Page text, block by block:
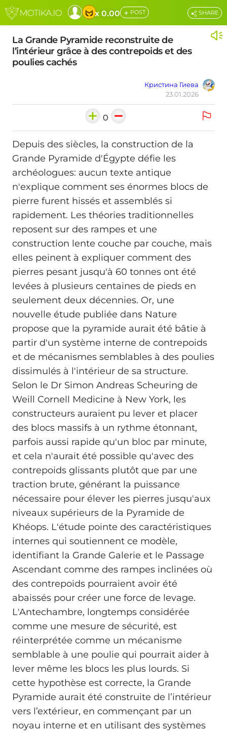
x 0.00 + POST
La Grande Pyramide reconstruite de
l’intérieur grâce à des contrepoids et des
poulies cachés
Кристина Гиева
23.01.2026
SHARE
0
Depuis des siècles, la construction de la
Grande Pyramide d'Égypte défie les
archéologues: aucun texte antique
n'explique comment ses énormes blocs de
pierre furent hissés et assemblés si
rapidement. Les théories traditionnelles
reposent sur des rampes et une
construction lente couche par couche, mais
elles peinent à expliquer comment des
pierres pesant jusqu'à 60 tonnes ont été
levées à plusieurs centaines de pieds en
seulement deux décennies. Or, une
nouvelle étude publiée dans Nature
propose que la pyramide aurait été bâtie à
partir d'un système interne de contrepoids
et de mécanismes semblables à des poulies
dissimulés à l'intérieur de sa structure.
Selon le Dr Simon Andreas Scheuring de
Weill Cornell Medicine à New York, les
constructeurs auraient pu lever et placer
des blocs massifs à un rythme étonnant,
parfois aussi rapide qu'un bloc par minute,
et cela n'aurait été possible qu'avec des
contrepoids glissants plutôt que par une
traction brute, générant la puissance
nécessaire pour élever les pierres jusqu'aux
niveaux supérieurs de la Pyramide de
Khéops. L'étude pointe des caractéristiques
internes qui soutiennent ce modèle,
identifiant la Grande Galerie et le Passage
Ascendant comme des rampes inclinées où
des contrepoids pourraient avoir été
abaissés pour créer une force de levage.
L'Antechambre, longtemps considérée
comme une mesure de sécurité, est
réinterprétée comme un mécanisme
semblable à une poulie qui pourrait aider à
lever même les blocs les plus lourds. Si
cette hypothèse est correcte, la Grande
Pyramide aurait été construite de l’intérieur
vers l’extérieur, en commençant par un
noyau interne et en utilisant des systèmes